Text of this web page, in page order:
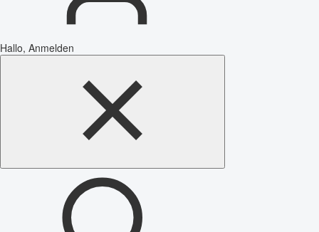
Hallo, Anmelden